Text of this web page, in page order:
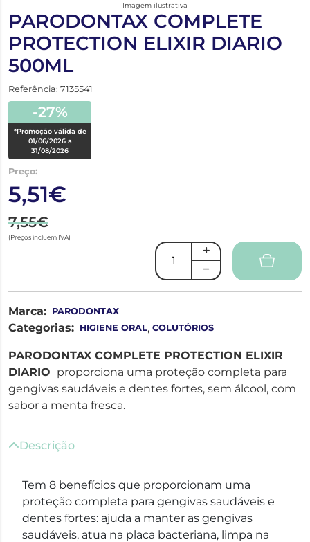
Imagem ilustrativa
PARODONTAX COMPLETE
PROTECTION ELIXIR DIARIO
500ML
Referência: 7135541
-27%
*Promoção válida de
01/06/2026 a
31/08/2026
Preço:
5,51€
7,55€
(Preços incluem IVA)
Marca: PARODONTAX
Categorias: HIGIENE ORAL, COLUTÓRIOS
PARODONTAX COMPLETE PROTECTION ELIXIR
DIARIO proporciona uma proteção completa para
gengivas saudáveis e dentes fortes, sem álcool, com
sabor a menta fresca.
Descrição
Tem 8 benefícios que proporcionam uma
proteção completa para gengivas saudáveis e
dentes fortes: ajuda a manter as gengivas
saudáveis, atua na placa bacteriana, limpa na